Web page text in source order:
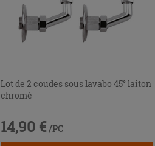
Lot de 2 coudes sous lavabo 45° laiton
chromé
14,90 € /PC